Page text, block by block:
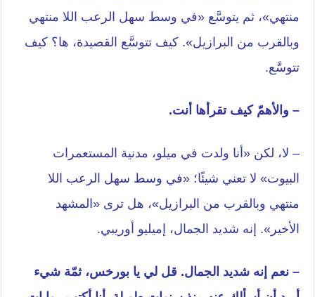
منتهي»، ثم يتوسَّع «في وسط سهل الرعب اللا منتهي
وبالقرب من البرازيل». كيف تتوسَّع القصيدة، ها؟ كيف
تتوسَّع.
– والأهمّ كيف تقرأها أنت.
– لا، لكن «أنا ولدت في ميلو، مدنية المستعمرات
البيوت» لا تعني شيئًا؛ «في وسط سهل الرعب اللا
منتهي وبالقرب من البرازيل»، هل ترى «المشهد
الأخير». إنه شديد الجمال، إميليو أوريبي.
– نعم إنه شديد الجمال. قل لي يا بورخس، ثمّة شيء